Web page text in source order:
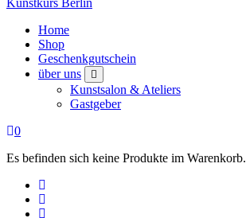
Kunstkurs Berlin
Home
Shop
Geschenkgutschein
über uns
Kunstsalon & Ateliers
Gastgeber
0
Es befinden sich keine Produkte im Warenkorb.